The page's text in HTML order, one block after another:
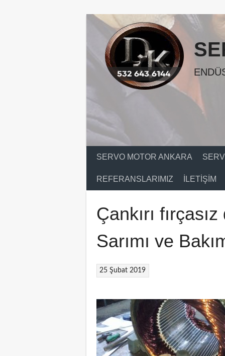
SERVO MOTOR ANKARA
REFERANSLARIMIZ İLETIŞIM
Çankırı
Sarımı ve
25 Şubat 2019